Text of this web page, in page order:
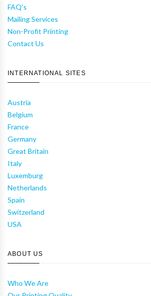
FAQ's
Mailing Services
Non-Profit Printing
Contact Us
INTERNATIONAL SITES
Austria
Belgium
France
Germany
Great Britain
Italy
Luxemburg
Netherlands
Spain
Switzerland
USA
ABOUT US
Who We Are